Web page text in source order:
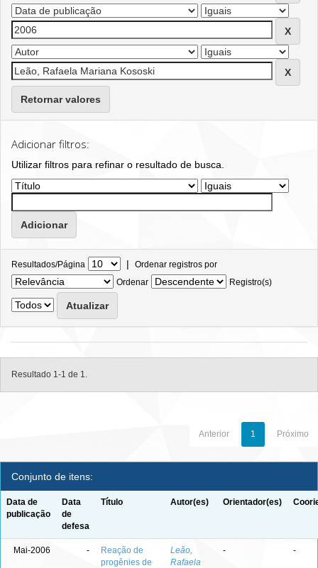
Retornar valores
Adicionar filtros:
Utilizar filtros para refinar o resultado de busca.
Resultados/Página | Ordenar registros por
Ordenar
Registro(s)
Resultado 1-1 de 1.
Anterior 1 Próximo
Conjunto de itens:
Data de
publicação
Data
de
defesa
Título Autor(es) Orientador(es)
Mai-2006 -
Reação de
progênies de
Leão,
Rafaela
- -